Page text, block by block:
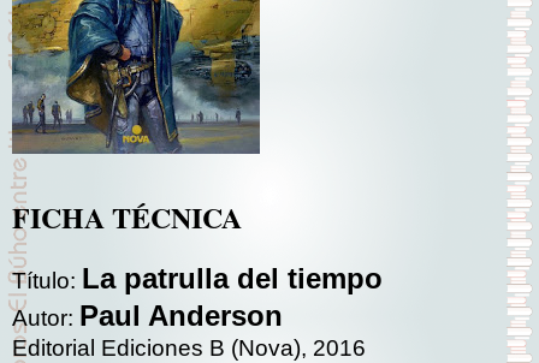
FICHA TÉCNICA
Título: La patrulla del tiempo
Autor: Paul Anderson
Editorial Ediciones B (Nova), 2016